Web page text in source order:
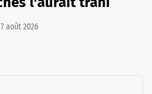
7 août 2026